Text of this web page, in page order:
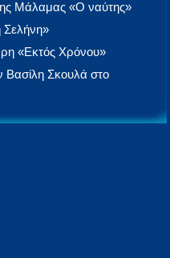
Μάλαμας «Ο ναύτης»
Σελήνη»
«Εκτός Χρόνου»
Βασίλη Σκουλά στο